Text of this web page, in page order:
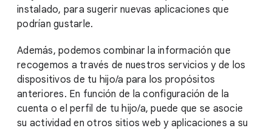
instalado, para sugerir nuevas aplicaciones que
podrían gustarle.
Además, podemos combinar la información que
recogemos a través de nuestros servicios y de los
dispositivos de tu hijo/a para los propósitos
anteriores. En función de la configuración de la
cuenta o el perfil de tu hijo/a, puede que se asocie
su actividad en otros sitios web y aplicaciones a su